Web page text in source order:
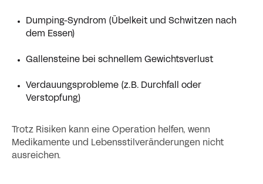
Dumping-Syndrom (Übelkeit und Schwitzen nach
dem Essen)
Gallensteine bei schnellem Gewichtsverlust
Verdauungsprobleme (z. B. Durchfall oder
Verstopfung)
Trotz Risiken kann eine Operation helfen, wenn
Medikamente und Lebensstilveränderungen nicht
ausreichen.